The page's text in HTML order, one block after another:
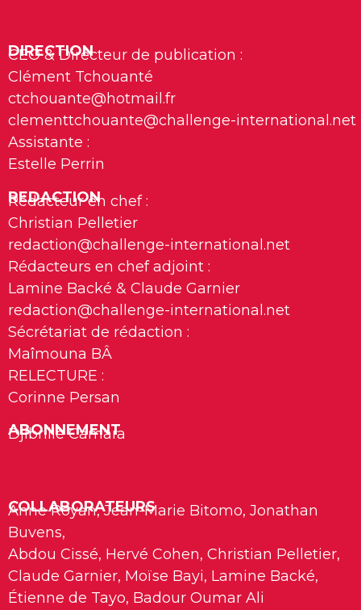
DIRECTION
CEO & Directeur de publication :
Clément Tchouanté
ctchouante@hotmail.fr
clementtchouante@challenge-international.net
Assistante :
Estelle Perrin
REDACTION
Rédacteur en chef :
Christian Pelletier
redaction@challenge-international.net
Rédacteurs en chef adjoint :
Lamine Backé & Claude Garnier
redaction@challenge-international.net
Sécrétariat de rédaction :
Maîmouna BÂ
RELECTURE :
Corinne Persan
ABONNEMENT
Djibrille Camara
COLLABORATEURS
Anne Royan, Jean-Marie Bitomo, Jonathan
Buvens,
Abdou Cissé, Hervé Cohen, Christian Pelletier,
Claude Garnier, Moïse Bayi, Lamine Backé,
Étienne de Tayo, Badour Oumar Ali